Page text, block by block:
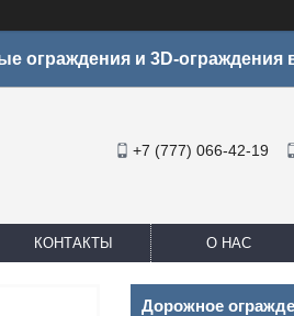
ограждения и 3D-ограждения
+7 (777) 066-42-19
КОНТАКТЫ О НАС
Дорожное